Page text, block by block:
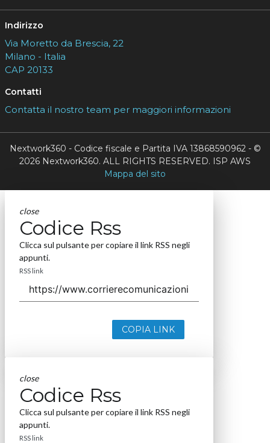
Indirizzo
Via Moretto da Brescia, 22
Milano - Italia
CAP 20133
Contatti
Contatta il nostro team per maggiori informazioni
Nextwork360 - Codice fiscale e Partita IVA 13868590962 - ©
2026 Nextwork360. ALL RIGHTS RESERVED. ISP AWS
Mappa del sito
close
Codice Rss
Clicca sul pulsante per copiare il link RSS negli
appunti.
RSS link
COPIA LINK
close
Codice Rss
Clicca sul pulsante per copiare il link RSS negli
appunti.
RSS link